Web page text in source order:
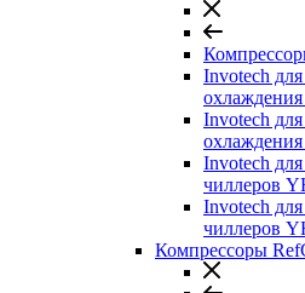
Invotech
Invotech
Invotech
чиллеров
Invotech
чиллеров
Компрессоры